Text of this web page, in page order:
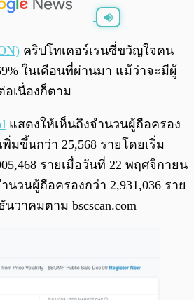
0:00 /0:00
คริปโทเคอร์เรนซี่ขวัญใจคน
ในเดือนที่ผ่านมา แม้ว่าจะมีผู้
อเนื่องก็ตาม
แสดงให้เห็นถึงจำนวนผู้ถือครอง
พิ่มขึ้นกว่า 25,568 รายโดยเริ่ม
รายเมื่อวันที่ 22 พฤศจิกายน
วนผู้ถือครองกว่า 2,931,036 ราย
วาคมตาม bscscan.com